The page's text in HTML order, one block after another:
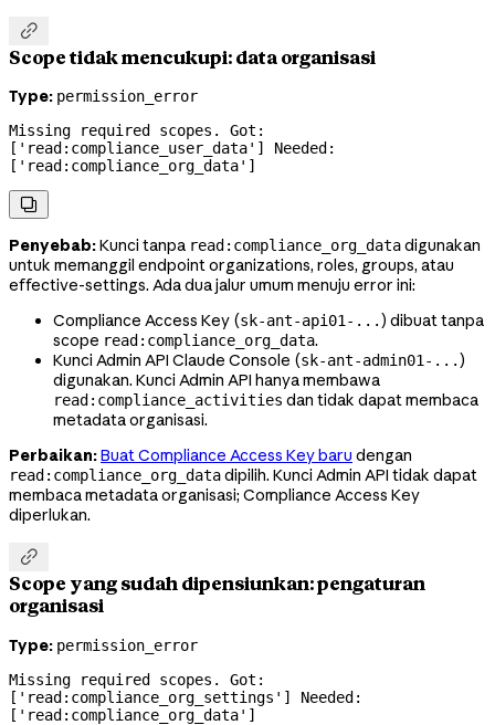

Scope tidak mencukupi: data organisasi
Type: permission_error
Missing required scopes. Got:
['read:compliance_user_data'] Needed:
['read:compliance_org_data']

Penyebab:Kunci tanpa read:compliance_org_datadigunakan
untuk memanggil endpoint organizations, roles, groups, atau
effective-settings. Ada dua jalur umum menuju error ini:
Compliance Access Key (sk-ant-api01-...) dibuat tanpa
scope read:compliance_org_data.
Kunci Admin API Claude Console (sk-ant-admin01-...)
digunakan. Kunci Admin API hanya membawa
read:compliance_activities dan tidak dapat membaca
metadata organisasi.
Perbaikan:Buat Compliance Access Key baru dengan
read:compliance_org_datadipilih. Kunci Admin API tidak dapat
membaca metadata organisasi; Compliance Access Key
diperlukan.

Scope yang sudah dipensiunkan: pengaturan
organisasi
Type: permission_error
Missing required scopes. Got:
['read:compliance_org_settings'] Needed:
['read:compliance_org_data']